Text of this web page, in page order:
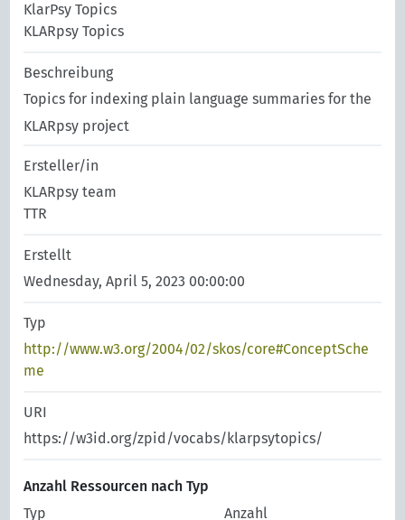
KlarPsy Topics
KLARpsy Topics
Beschreibung
Topics for indexing plain language summaries for the
KLARpsy project
Ersteller/in
KLARpsy team
TTR
Erstellt
Wednesday, April 5, 2023 00:00:00
Typ
http://www.w3.org/2004/02/skos/core#ConceptSche
me
URI
https://w3id.org/zpid/vocabs/klarpsytopics/
Anzahl Ressourcen nach Typ
Typ
Anzahl